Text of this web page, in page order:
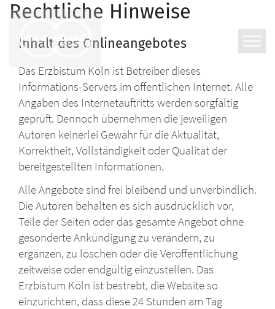
Zum Inhalt springen
Rechtliche Hinweise
Inhalt des Onlineangebotes
Das Erzbistum Köln ist Betreiber dieses
Informations-Servers im öffentlichen Internet. Alle
Angaben des Internetauftritts werden sorgfältig
geprüft. Dennoch übernehmen die jeweiligen
Autoren keinerlei Gewähr für die Aktualität,
Korrektheit, Vollständigkeit oder Qualität der
bereitgestellten Informationen.
Alle Angebote sind frei bleibend und unverbindlich.
Die Autoren behalten es sich ausdrücklich vor,
Teile der Seiten oder das gesamte Angebot ohne
gesonderte Ankündigung zu verändern, zu
ergänzen, zu löschen oder die Veröffentlichung
zeitweise oder endgültig einzustellen. Das
Erzbistum Köln ist bestrebt, die Website so
einzurichten, dass diese 24 Stunden am Tag